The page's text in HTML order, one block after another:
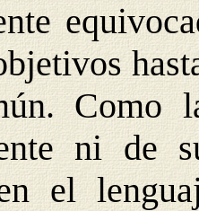
Como
ni
el